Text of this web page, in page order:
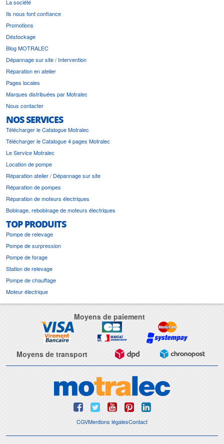
La société
Ils nous font confiance
Promotions
Déstockage
Blog MOTRALEC
Dépannage sur site / Intervention
Réparation en atelier
Pages locales
Marques distribuées par Motralec
Nous contacter
NOS SERVICES
Télécharger le Catalogue Motralec
Télécharger le Catalogue 4 pages Motralec
Le Service Motralec
Location de pompe
Réparation atelier / Dépannage sur site
Réparation de pompes
Réparation de moteurs électriques
Bobinage, rebobinage de moteurs électriques
TOP PRODUITS
Pompe de relevage
Pompe de surpression
Pompe de forage
Station de relevage
Pompe de chauffage
Moteur électrique
Moyens de paiement
Moyens de transport
CGVMentions légalesContact